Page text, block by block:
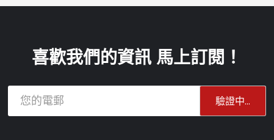
喜歡我們的資訊 馬上訂閱！